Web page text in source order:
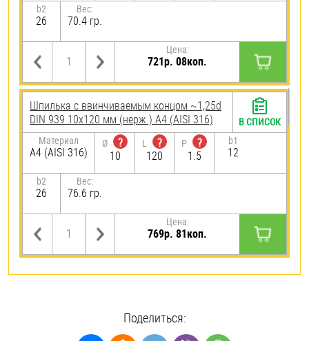
b2
26
Вес:
70.4 гр.
Цена:
721р. 08коп.
Шпилька c ввинчиваемым концом ~1,25d
DIN 939 10х120 мм (нерж.) A4 (AISI 316)
Материал
A4 (AISI 316)
Ø
?
10
L
?
120
P
?
1.5
b1
12
b2
26
Вес:
76.6 гр.
Цена:
769р. 81коп.
В СПИСОК
Поделиться: